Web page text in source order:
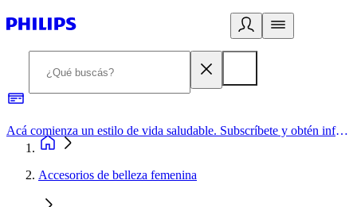
Acá comienza un estilo de vida saludable. Subscríbete y obtén información de primera mano
Accesorios de belleza femenina